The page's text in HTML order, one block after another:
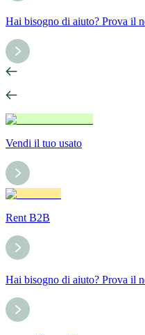
Hai bisogno di aiuto? Prova il
Vendi il tuo usato
Rent B2B
Hai bisogno di aiuto? Prova il